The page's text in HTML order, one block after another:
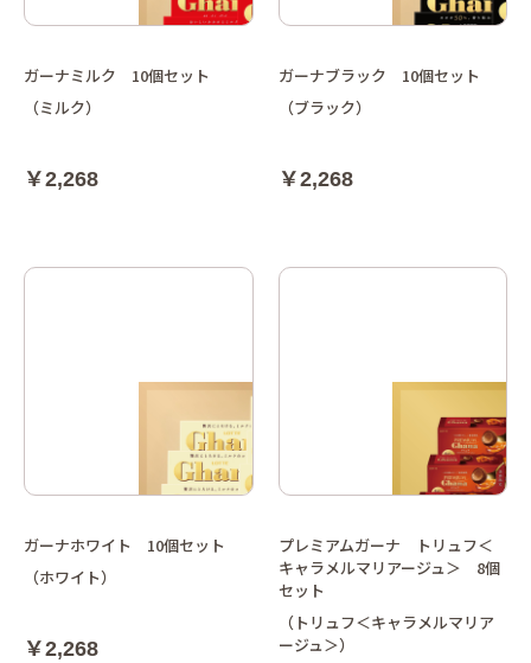
ガーナミルク 10個セット
（ミルク）
￥2,268
ガーナブラック 10個セット
（ブラック）
￥2,268
ガーナホワイト 10個セット
（ホワイト）
￥2,268
プレミアムガーナ トリュフ＜
キャラメルマリアージュ＞ 8個
セット
（トリュフ＜キャラメルマリア
ージュ＞）